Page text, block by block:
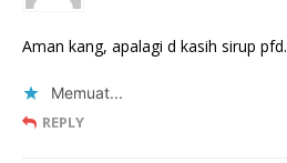
Aman kang, apalagi d kasih sirup pfd.
Memuat...
REPLY